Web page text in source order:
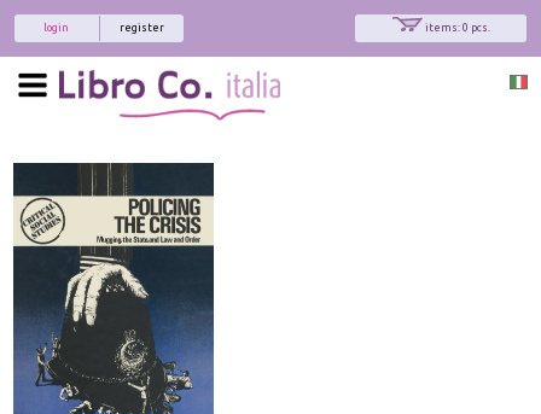
items: 0 pcs.
register
login